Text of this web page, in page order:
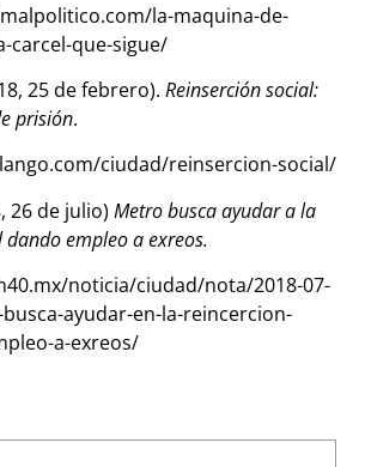
la-maquina-de-
carcel-que-sigue/
25 de febrero). Reinserción social:
prisión.
ciudad/reinsercion-social/
26 de julio) Metro busca ayudar a la
empleo a exreos.
noticia/ciudad/nota/2018-07-
ayudar-en-la-reincercion-
a-exreos/